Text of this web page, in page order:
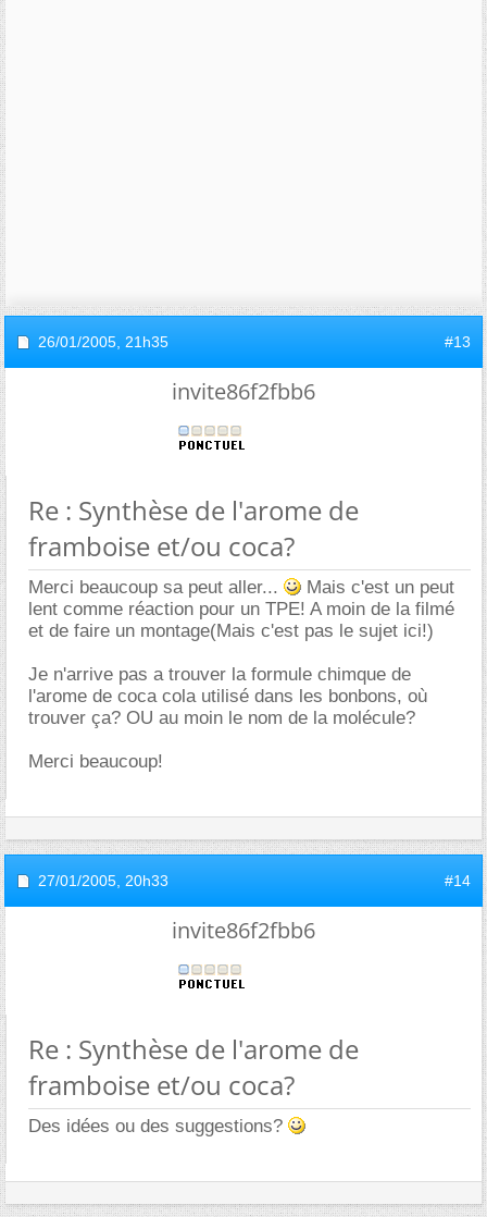
26/01/2005, 21h35 #13
invite86f2fbb6
Re : Synthèse de l'arome de
framboise et/ou coca?
Merci beaucoup sa peut aller...
Mais c'est un peut
lent comme réaction pour un TPE! A moin de la filmé
et de faire un montage(Mais c'est pas le sujet ici!)
Je n'arrive pas a trouver la formule chimque de
l'arome de coca cola utilisé dans les bonbons, où
trouver ça? OU au moin le nom de la molécule?
Merci beaucoup!
27/01/2005, 20h33 #14
invite86f2fbb6
Re : Synthèse de l'arome de
framboise et/ou coca?
Des idées ou des suggestions?